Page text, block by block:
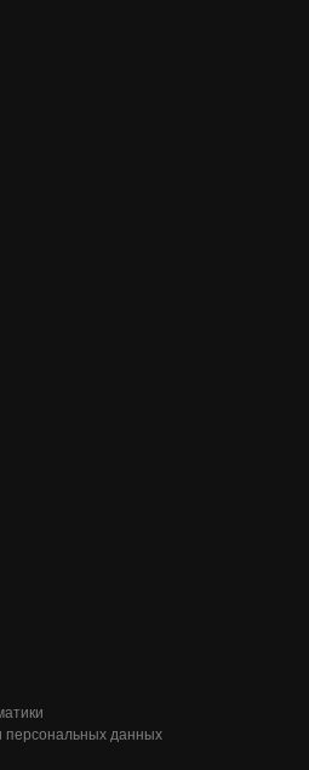
персональных данных